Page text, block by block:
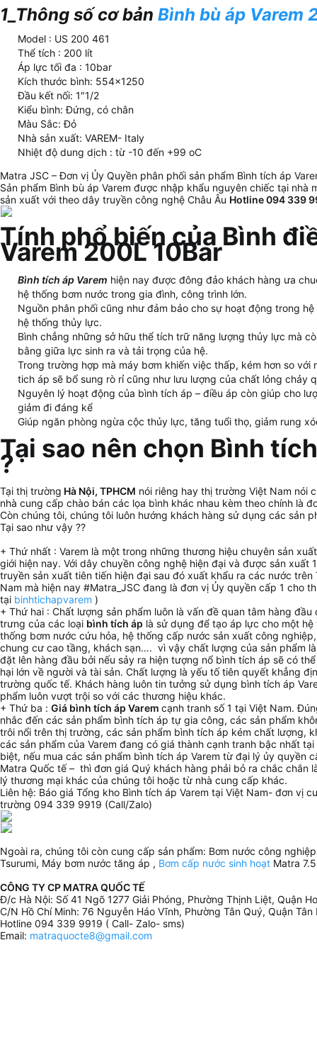
1_Thông số cơ bản Bình bù áp Varem
Model : US 200 461
Thể tích : 200 lít
Áp lực tối đa : 10bar
Kích thước bình: 554×1250
Đầu kết nối: 1″1/2
Kiểu bình: Đứng, có chân
Màu Sắc: Đỏ
Nhà sản xuất: VAREM- Italy
Nhiệt độ dung dịch : từ -10 đến +99 oC
Matra JSC – Đơn vị Ủy Quyền phân phối sản phẩm Bình tích áp
Sản phẩm Bình bù áp Varem được nhập khẩu nguyên chiếc tại nhà
sản xuất với theo dây truyền công nghệ Châu Âu Hotline 094 339
Tính phổ biến của Bình
Varem 200L 10Bar
Bình tích áp Varem hiện nay được đông đảo khách hàng ưa
hệ thống bơm nước trong gia đình, công trình lớn.
Nguồn phân phối cũng như đảm bảo cho sự hoạt động trong
hệ thống thủy lực.
Bình chẳng những sở hữu thể tích trữ năng lượng thủy lực mà
bằng giữa lực sinh ra và tải trọng của hệ.
Trong trường hợp mà máy bơm khiến việc thấp, kém hơn so với
tich áp sẽ bổ sung rò rỉ cũng như lưu lượng của chất lỏng chảy
Nguyên lý hoạt động của bình tích áp – điều áp còn giúp cho
giảm đi đáng kể
Giúp ngăn phòng ngừa cộc thủy lực, tăng tuổi thọ, giảm rung
Tại sao nên chọn Bình
?
Tại thị trường Hà Nội, TPHCM nói riêng hay thị trường Việt Nam nói
nhà cung cấp chào bán các lọa bình khác nhau kèm theo chính là
Còn chúng tôi, chúng tôi luôn hướng khách hàng sử dụng các sản
Tại sao như vậy ??
+ Thứ nhất : Varem là một trong những thương hiệu chuyên sản
giới hiện nay. Với dây chuyền công nghệ hiện đại và được sản xuất
truyền sản xuất tiên tiến hiện đại sau đó xuất khẩu ra các nước trên
Nam mà hiện nay #Matra_JSC đang là đơn vị Ủy quyền cấp 1 cho
tại binhtichapvarem )
+ Thứ hai : Chất lượng sản phẩm luôn là vấn đề quan tâm hàng
trưng của các loại bình tích áp là sử dụng để tạo áp lực cho một
thống bơm nước cứu hỏa, hệ thống cấp nước sản xuất công
chung cư cao tầng, khách sạn…. vì vậy chất lượng của sản phẩm
đặt lên hàng đầu bởi nếu sảy ra hiện tượng nổ bình tích áp sẽ có
hại lớn về người và tài sản. Chất lượng là yếu tố tiên quyết khẳng
trường quốc tế. Khách hàng luôn tin tưởng sử dụng bình tích áp
phẩm luôn vượt trội so với các thương hiệu khác.
+ Thứ ba : Giá bình tích áp Varem cạnh tranh số 1 tại Việt Nam.
nhắc đến các sản phẩm bình tích áp tự gia công, các sản phẩm
trôi nổi trên thị trường, các sản phẩm bình tích áp kém chất lượng,
các sản phẩm của Varem đang có giá thành cạnh tranh bậc nhất
biệt, nếu mua các sản phẩm bình tích áp Varem từ đại lý ủy quyền
Matra Quốc tế – thì đơn giá Quý khách hàng phải bỏ ra chắc chắn
lý thương mại khác của chúng tôi hoặc từ nhà cung cấp khác.
Liên hệ: Báo giá Tổng kho Bình tích áp Varem tại Việt Nam- đơn vị
trường 094 339 9919 (Call/Zalo)
Ngoài ra, chúng tôi còn cung cấp sản phẩm: Bơm nước công
Tsurumi, Máy bơm nước tăng áp , Bơm cấp nước sinh hoạt Matra
CÔNG TY CP MATRA QUỐC TẾ
Đ/c Hà Nội: Số 41 Ngõ 1277 Giải Phóng, Phường Thịnh Liệt, Quận
C/N Hồ Chí Minh: 76 Nguyễn Háo Vĩnh, Phường Tân Quý, Quận Tân
Hotline 094 339 9919 ( Call- Zalo- sms)
Email: matraquocte8@gmail.com